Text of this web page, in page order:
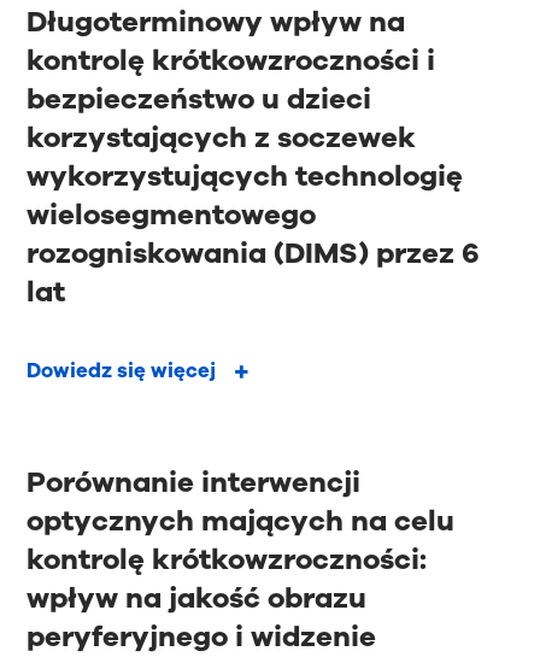
Długoterminowy wpływ na
kontrolę krótkowzroczności i
bezpieczeństwo u dzieci
korzystających z soczewek
wykorzystujących technologię
wielosegmentowego
rozogniskowania (DIMS) przez 6
lat
Dowiedz się więcej
Porównanie interwencji
optycznych mających na celu
kontrolę krótkowzroczności:
wpływ na jakość obrazu
peryferyjnego i widzenie